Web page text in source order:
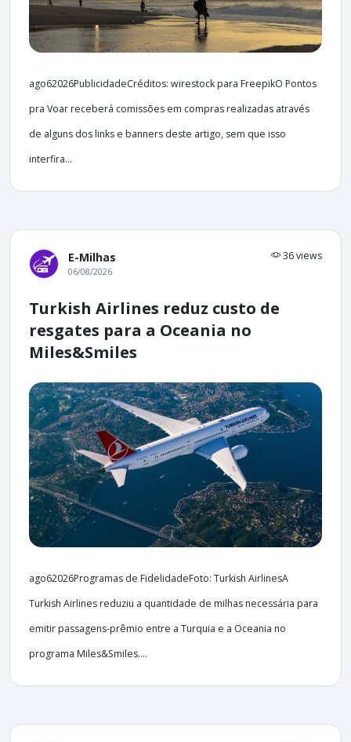
ago62026PublicidadeCréditos: wirestock para FreepikO Pontos
pra Voar receberá comissões em compras realizadas através
de alguns dos links e banners deste artigo, sem que isso
interfira...
E-Milhas 36 views
06/08/2026
Turkish Airlines reduz custo de
resgates para a Oceania no
Miles&Smiles
ago62026Programas de FidelidadeFoto: Turkish AirlinesA
Turkish Airlines reduziu a quantidade de milhas necessária para
emitir passagens-prêmio entre a Turquia e a Oceania no
programa Miles&Smiles....